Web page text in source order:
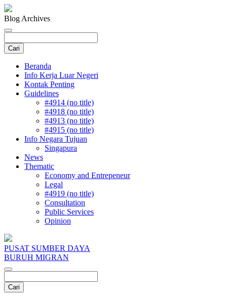
Blog Archives
Beranda
Info Kerja Luar Negeri
Kontak Penting
Guidelines
#4914 (no title)
#4918 (no title)
#4913 (no title)
#4915 (no title)
Info Negara Tujuan
Singapura
News
Thematic
Economy and Entrepeneur
Legal
#4919 (no title)
Consultation
Public Services
Opinion
PUSAT SUMBER DAYA
BURUH MIGRAN